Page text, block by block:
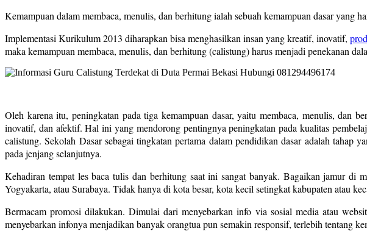
Kemampuan dalam membaca, menulis, dan berhitung ialah sebuah kemampuan dasar yang
Implementasi Kurikulum 2013 diharapkan bisa menghasilkan insan yang kreatif, inovatif,
maka kemampuan membaca, menulis, dan berhitung (calistung) harus menjadi penekanan
Oleh karena itu, peningkatan pada tiga kemampuan dasar, yaitu membaca, menulis, dan
inovatif, dan afektif. Hal ini yang mendorong pentingnya peningkatan pada kualitas
calistung. Sekolah Dasar sebagai tingkatan pertama dalam pendidikan dasar adalah tahap
pada jenjang selanjutnya.
Kehadiran tempat les baca tulis dan berhitung saat ini sangat banyak. Bagaikan jamur di
Yogyakarta, atau Surabaya. Tidak hanya di kota besar, kota kecil setingkat kabupaten atau
Bermacam promosi dilakukan. Dimulai dari menyebarkan info via sosial media atau
menyebarkan infonya menjadikan banyak orangtua pun semakin responsif, terlebih tentang